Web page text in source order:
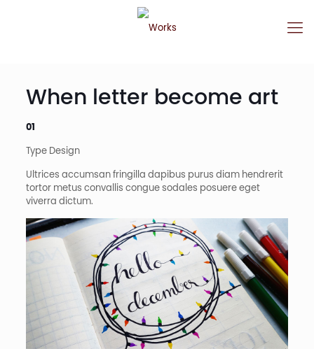
When letter become art​
01
Type Design​
Ultrices accumsan fringilla dapibus purus diam hendrerit
tortor metus convallis congue sodales posuere eget
viverra dictum.